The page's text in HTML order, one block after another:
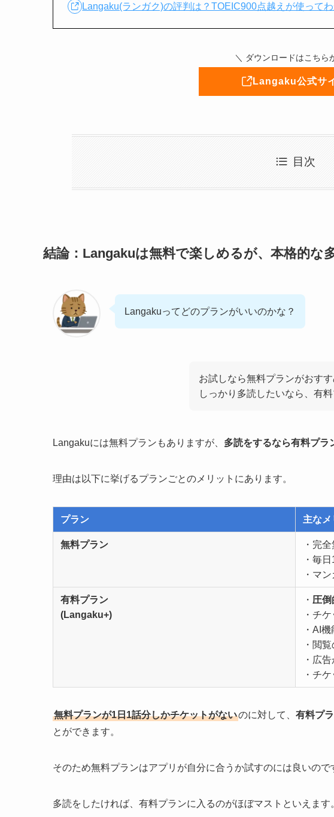
Langaku(ランガク)の評判は？TOEIC900点越えが使って
＼ ダウンロードはこちら
Langaku公式サ
目次
結論：Langakuは無料で楽しめるが、本格的な
Langakuってどのプランがいいのかな？
お試しなら無料プランがおすす
しっかり多読したいなら、有
Langakuには無料プランもありますが、 多読をするなら有料プラ
理由は以下に挙げるプランごとのメリットにあります。
プラン 主なメ
無料プラン
・完
・毎
・マ
有料プラン
(Langaku+)
・ 圧倒
・チ
・AI
・閲
・広
・チ
無料プランが1日1話分しかチケットがないのに対して、 有料プ
とができます。
そのため無料プランはアプリが自分に合うか試すのには良いので
多読をしたければ、有料プランに入るのがほぼマストといえます